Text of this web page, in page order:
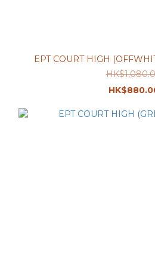
EPT COURT HIGH